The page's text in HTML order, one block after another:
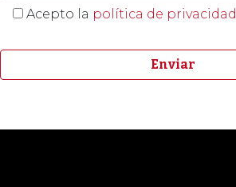
Acepto la política de privacidad